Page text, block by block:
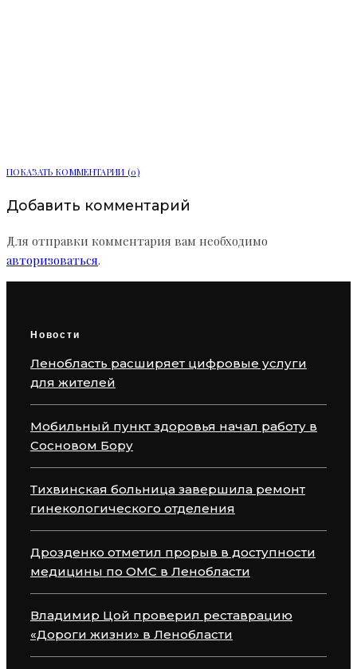
ПОКАЗАТЬ КОММЕНТАРИИ (0)
Добавить комментарий
Для отправки комментария вам необходимо
авторизоваться.
Новости
Ленобласть расширяет цифровые услуги
для жителей
Мобильный пункт здоровья начал работу в
Сосновом Бору
Тихвинская больница завершила ремонт
гинекологического отделения
Дрозденко отметил прорыв в доступности
медицины по ОМС в Ленобласти
Владимир Цой проверил реставрацию
«Дороги жизни» в Ленобласти